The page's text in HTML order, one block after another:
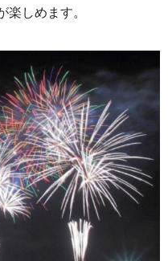
しめます。